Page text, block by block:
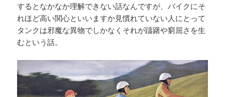
するとなかなか理解できない話なんですが、バイクにそ
れほど高い関心といいますか見慣れていない人にとって
タンクは邪魔な異物でしかなくそれが躊躇や窮屈さを生
むという話。